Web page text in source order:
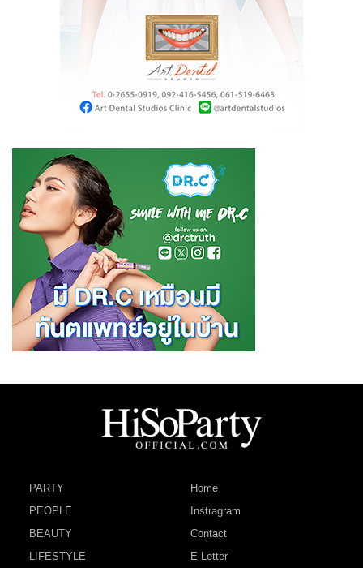
PARTY
PEOPLE
BEAUTY
LIFESTYLE
Home
Instragram
Contact
E-Letter